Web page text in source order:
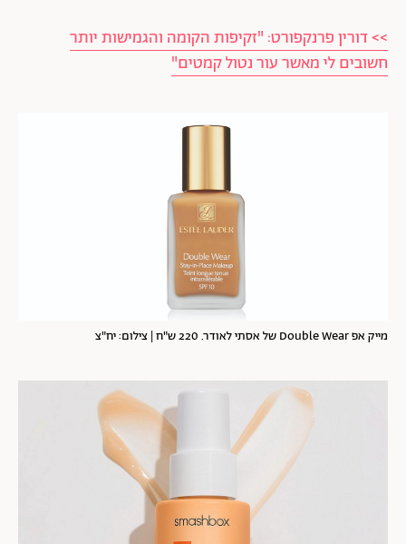
>> דורין פרנקפורט: "זקיפות הקומה והגמישות יותר
חשובים לי מאשר עור נטול קמטים"
מייק אפ Double Wear של אסתי לאודר. 220 ש"ח | צילום: יח"צ